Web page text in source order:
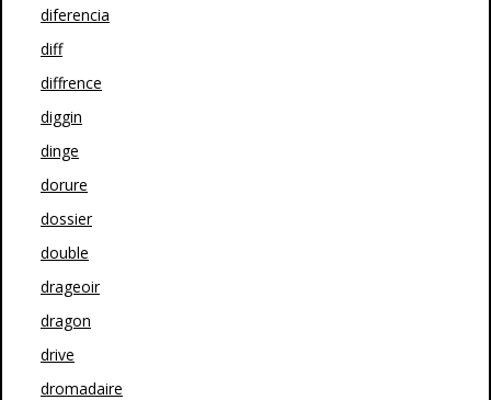
diferencia
diff
diffrence
diggin
dinge
dorure
dossier
double
drageoir
dragon
drive
dromadaire